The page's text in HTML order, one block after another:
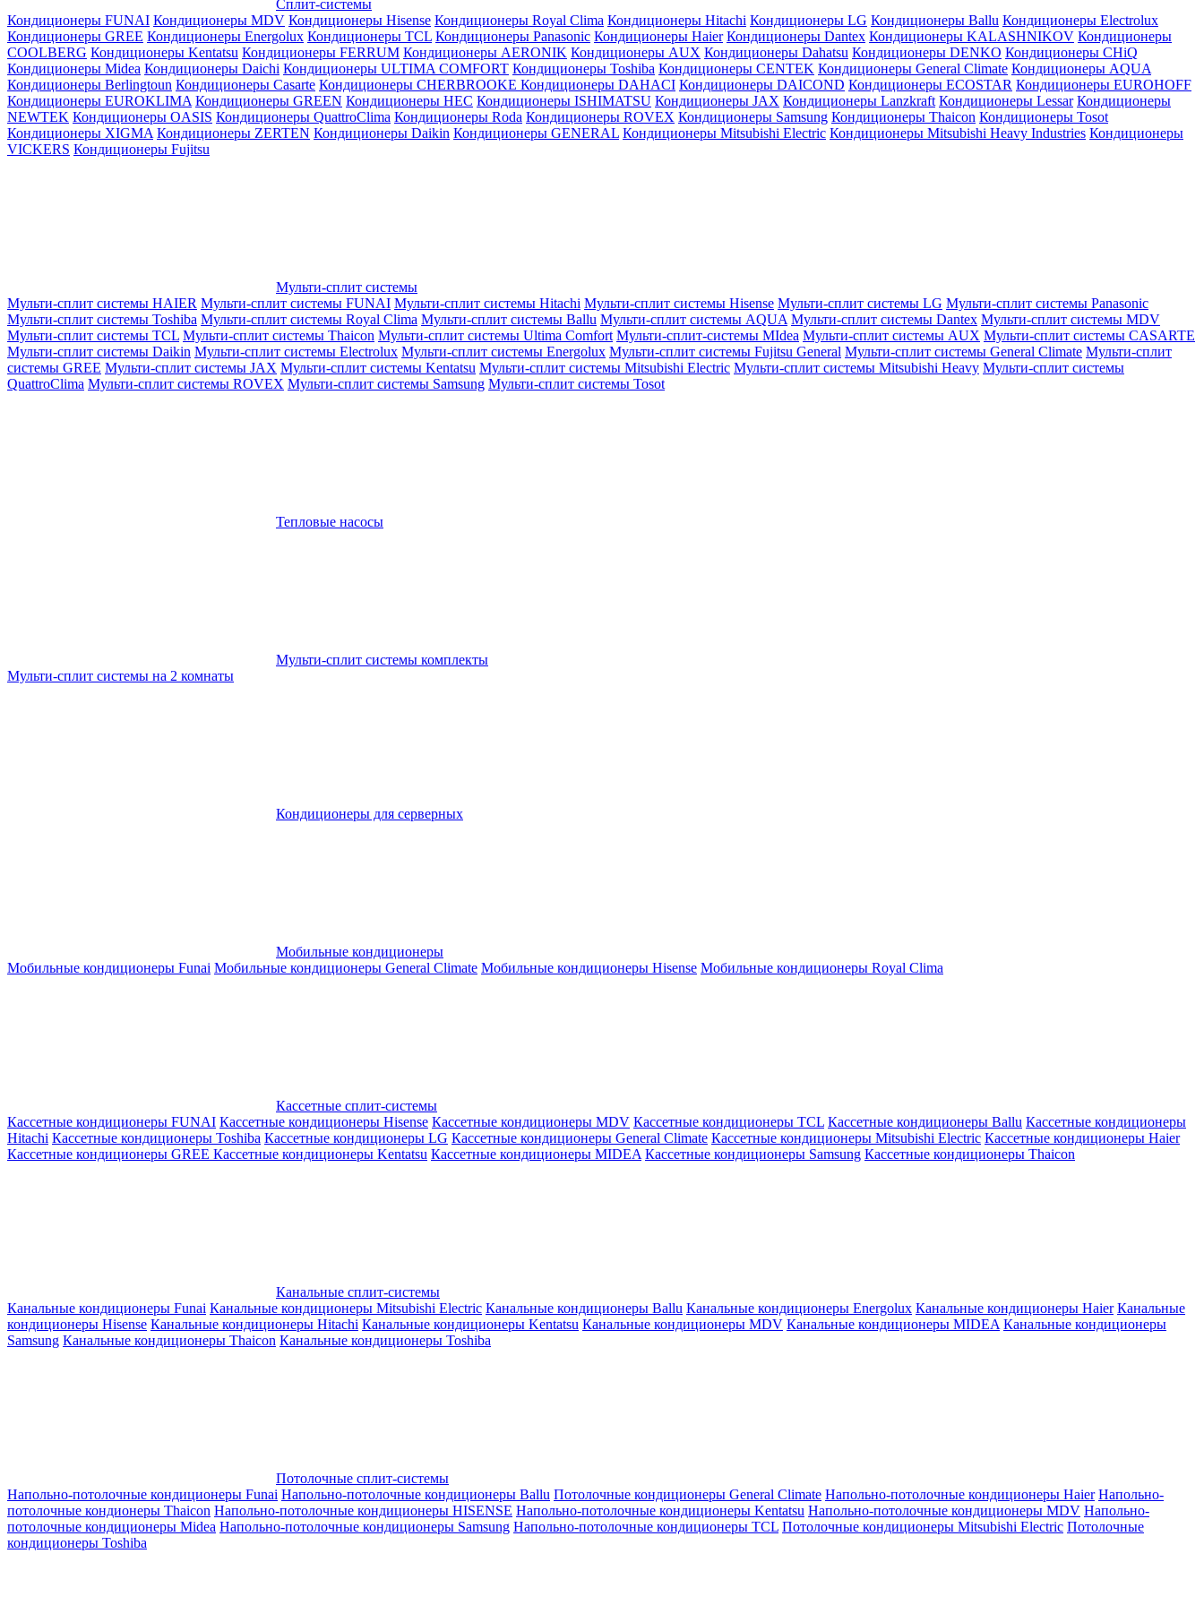
Сплит-системы
Кондиционеры FUNAI Кондиционеры MDV Кондиционеры Hisense Кондиционеры Royal Clima Кондиционеры Hitachi Кондиционеры LG Кондиционеры Ballu Кондиционеры Electrolux
Кондиционеры GREE Кондиционеры Energolux Кондиционеры TCL Кондиционеры Panasonic Кондиционеры Haier Кондиционеры Dantex Кондиционеры KALASHNIKOV Кондиционеры
СOOLBERG Кондиционеры Kentatsu Кондиционеры FERRUM Кондиционеры AERONIK Кондиционеры AUX Кондиционеры Dahatsu Кондиционеры DENKO Кондиционеры CHiQ
Кондиционеры Midea Кондиционеры Daichi Кондиционеры ULTIMA COMFORT Кондиционеры Toshiba Кондиционеры CENTEK Кондиционеры General Climate Кондиционеры AQUA
Кондиционеры Berlingtoun Кондиционеры Casarte Кондиционеры CHERBROOKE Кондиционеры DAHACI Кондиционеры DAICOND Кондиционеры ECOSTAR Кондиционеры EUROHOFF
Кондиционеры EUROKLIMA Кондиционеры GREEN Кондиционеры HEC Кондиционеры ISHIMATSU Кондиционеры JAX Кондиционеры Lanzkraft Кондиционеры Lessar Кондиционеры
NEWTEK Кондиционеры OASIS Кондиционеры QuattroClima Кондиционеры Roda Кондиционеры ROVEX Кондиционеры Samsung Кондиционеры Thaicon Кондиционеры Tosot
Кондиционеры XIGMA Кондиционеры ZERTEN Кондиционеры Daikin Кондиционеры GENERAL Кондиционеры Mitsubishi Electric Кондиционеры Mitsubishi Heavy Industries Кондиционеры
VICKERS Кондиционеры Fujitsu
Мульти-сплит системы
Мульти-сплит системы HAIER Мульти-сплит системы FUNAI Мульти-сплит системы Hitachi Мульти-сплит системы Hisense Мульти-сплит системы LG Мульти-сплит системы Panasonic
Мульти-сплит системы Toshiba Мульти-сплит системы Royal Clima Мульти-сплит системы Ballu Мульти-сплит системы AQUA Мульти-сплит системы Dantex Мульти-сплит системы MDV
Мульти-сплит системы TCL Мульти-сплит системы Thaicon Мульти-сплит системы Ultima Comfort Мульти-сплит-системы MIdea Мульти-сплит системы AUX Мульти-сплит системы CASARTE
Мульти-сплит системы Daikin Мульти-сплит системы Electrolux Мульти-сплит системы Energolux Мульти-сплит системы Fujitsu General Мульти-сплит системы General Climate Мульти-сплит
системы GREE Мульти-сплит системы JAX Мульти-сплит системы Kentatsu Мульти-сплит системы Mitsubishi Electric Мульти-сплит системы Mitsubishi Heavy Мульти-сплит системы
QuattroClima Мульти-сплит системы ROVEX Мульти-сплит системы Samsung Мульти-сплит системы Tosot
Тепловые насосы
Мульти-сплит системы комплекты
Мульти-сплит системы на 2 комнаты
Кондиционеры для серверных
Мобильные кондиционеры
Мобильные кондиционеры Funai Мобильные кондиционеры General Climate Мобильные кондиционеры Hisense Мобильные кондиционеры Royal Clima
Кассетные сплит-системы
Кассетные кондиционеры FUNAI Кассетные кондиционеры Hisense Кассетные кондиционеры MDV Кассетные кондиционеры TCL Кассетные кондиционеры Ballu Кассетные кондиционеры
Hitachi Кассетные кондиционеры Toshiba Кассетные кондиционеры LG Кассетные кондиционеры General Climate Кассетные кондиционеры Mitsubishi Electric Кассетные кондиционеры Haier
Кассетные кондиционеры GREE Кассетные кондиционеры Kentatsu Кассетные кондиционеры MIDEA Кассетные кондиционеры Samsung Кассетные кондиционеры Thaicon
Канальные сплит-системы
Канальные кондиционеры Funai Канальные кондиционеры Mitsubishi Electric Канальные кондиционеры Ballu Канальные кондиционеры Energolux Канальные кондиционеры Haier Канальные
кондиционеры Hisense Канальные кондиционеры Hitachi Канальные кондиционеры Kentatsu Канальные кондиционеры MDV Канальные кондиционеры MIDEA Канальные кондиционеры
Samsung Канальные кондиционеры Thaicon Канальные кондиционеры Toshiba
Потолочные сплит-системы
Напольно-потолочные кондиционеры Funai Напольно-потолочные кондиционеры Ballu Потолочные кондиционеры General Climate Напольно-потолочные кондиционеры Haier Напольно-
потолочные кондионеры Thaicon Напольно-потолочные кондиционеры HISENSE Напольно-потолочные кондиционеры Kentatsu Напольно-потолочные кондиционеры MDV Напольно-
потолочные кондиционеры Midea Напольно-потолочные кондиционеры Samsung Напольно-потолочные кондиционеры TCL Потолочные кондиционеры Mitsubishi Electric Потолочные
кондиционеры Toshiba